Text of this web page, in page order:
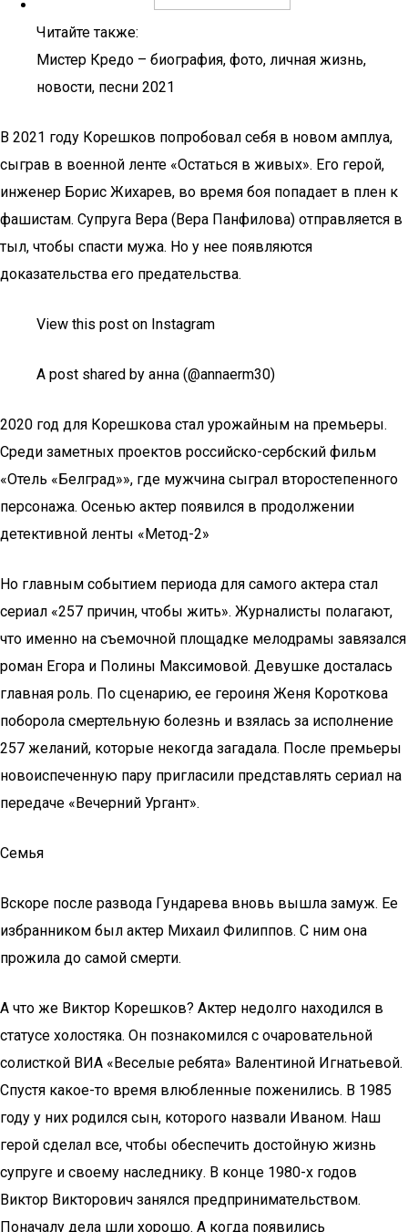
Читайте также:
Мистер Кредо – биография, фото, личная жизнь,
новости, песни 2021
В 2021 году Корешков попробовал себя в новом амплуа,
сыграв в военной ленте «Остаться в живых». Его герой,
инженер Борис Жихарев, во время боя попадает в плен к
фашистам. Супруга Вера (Вера Панфилова) отправляется в
тыл, чтобы спасти мужа. Но у нее появляются
доказательства его предательства.
View this post on Instagram
A post shared by анна (@annaerm30)
2020 год для Корешкова стал урожайным на премьеры.
Среди заметных проектов российско-сербский фильм
«Отель «Белград»», где мужчина сыграл второстепенного
персонажа. Осенью актер появился в продолжении
детективной ленты «Метод-2»
Но главным событием периода для самого актера стал
сериал «257 причин, чтобы жить». Журналисты полагают,
что именно на съемочной площадке мелодрамы завязался
роман Егора и Полины Максимовой. Девушке досталась
главная роль. По сценарию, ее героиня Женя Короткова
поборола смертельную болезнь и взялась за исполнение
257 желаний, которые некогда загадала. После премьеры
новоиспеченную пару пригласили представлять сериал на
передаче «Вечерний Ургант».
Семья
Вскоре после развода Гундарева вновь вышла замуж. Ее
избранником был актер Михаил Филиппов. С ним она
прожила до самой смерти.
А что же Виктор Корешков? Актер недолго находился в
статусе холостяка. Он познакомился с очаровательной
солисткой ВИА «Веселые ребята» Валентиной Игнатьевой.
Спустя какое-то время влюбленные поженились. В 1985
году у них родился сын, которого назвали Иваном. Наш
герой сделал все, чтобы обеспечить достойную жизнь
супруге и своему наследнику. В конце 1980-х годов
Виктор Викторович занялся предпринимательством.
Поначалу дела шли хорошо. А когда появились